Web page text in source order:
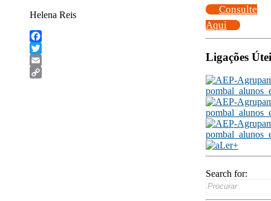
Helena Reis
Facebook
Twitter
Email
Consulte
Aqui
Ligações
Search for: